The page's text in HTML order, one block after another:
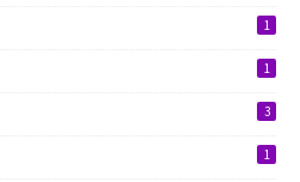
1
1
3
1